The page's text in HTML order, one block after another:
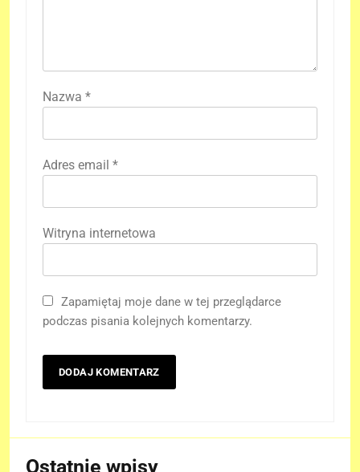
Nazwa *
Adres email *
Witryna internetowa
Zapamiętaj moje dane w tej przeglądarce
podczas pisania kolejnych komentarzy.
Ostatnie wpisy